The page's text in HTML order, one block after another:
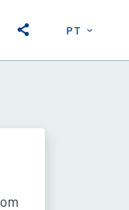
PT